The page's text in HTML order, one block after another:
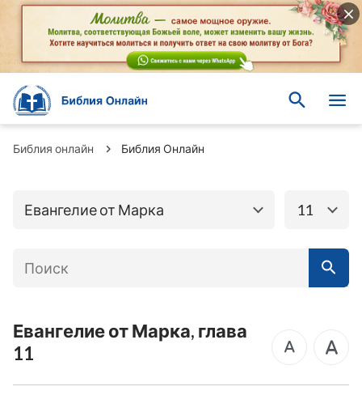
Библия онлайн Библия Онлайн
Евангелие от Марка
Книги Ветхого
завета
Евангелие от
Евангелие от
Евангелие от Луки Евангелие от Иоанна
11
Евангелие от Марка, глава
11